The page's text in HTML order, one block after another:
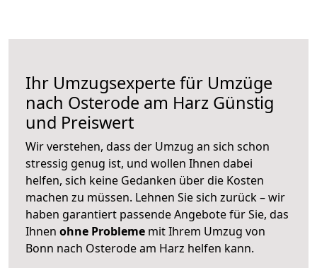
Ihr Umzugsexperte für Umzüge
nach Osterode am Harz Günstig
und Preiswert
Wir verstehen, dass der Umzug an sich schon
stressig genug ist, und wollen Ihnen dabei
helfen, sich keine Gedanken über die Kosten
machen zu müssen. Lehnen Sie sich zurück – wir
haben garantiert passende Angebote für Sie, das
Ihnen ohne Probleme mit Ihrem Umzug von
Bonn nach Osterode am Harz helfen kann.